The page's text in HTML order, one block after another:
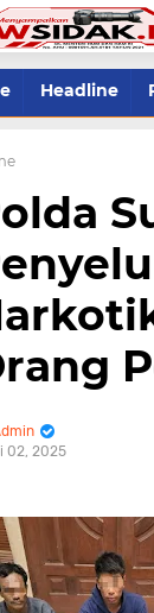
Headline
02, 2025